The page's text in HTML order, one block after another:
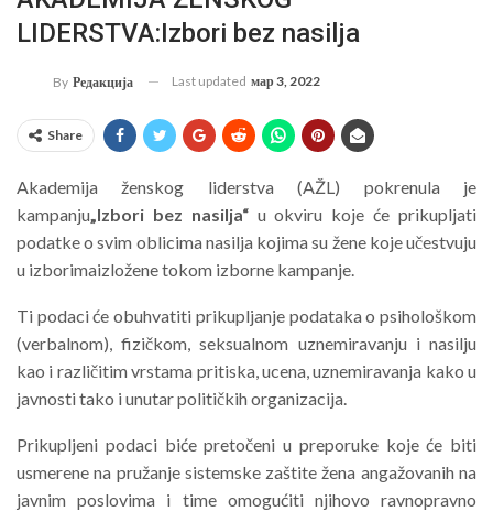
LIDERSTVA:Izbori bez nasilja
By Редакција Last updated мар 3, 2022
Share
Akademija ženskog liderstva (AŽL) pokrenula je
kampanju „Izbori bez nasilja“u okviru koje će prikupljati
podatke o svim oblicima nasilja kojima su žene koje učestvuju
u izborimaizložene tokom izborne kampanje.
Ti podaci će obuhvatiti prikupljanje podataka o psihološkom
(verbalnom), fizičkom, seksualnom uznemiravanju i nasilju
kao i različitim vrstama pritiska, ucena, uznemiravanja kako u
javnosti tako i unutar političkih organizacija.
Prikupljeni podaci biće pretočeni u preporuke koje će biti
usmerene na pružanje sistemske zaštite žena angažovanih na
javnim poslovima i time omogućiti njihovo ravnopravno